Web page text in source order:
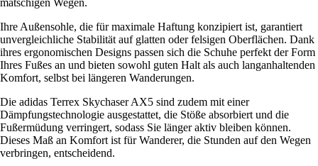
matschigen Wegen.
Ihre Außensohle, die für maximale Haftung konzipiert ist, garantiert
unvergleichliche Stabilität auf glatten oder felsigen Oberflächen. Dank
ihres ergonomischen Designs passen sich die Schuhe perfekt der Form
Ihres Fußes an und bieten sowohl guten Halt als auch langanhaltenden
Komfort, selbst bei längeren Wanderungen.
Die adidas Terrex Skychaser AX5 sind zudem mit einer
Dämpfungstechnologie ausgestattet, die Stöße absorbiert und die
Fußermüdung verringert, sodass Sie länger aktiv bleiben können.
Dieses Maß an Komfort ist für Wanderer, die Stunden auf den Wegen
verbringen, entscheidend.